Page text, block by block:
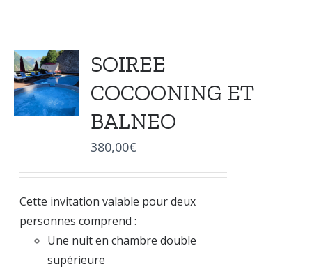
SOIREE
COCOONING ET
BALNEO
380,00€
Cette invitation valable pour deux
personnes comprend :
Une nuit en chambre double
supérieure